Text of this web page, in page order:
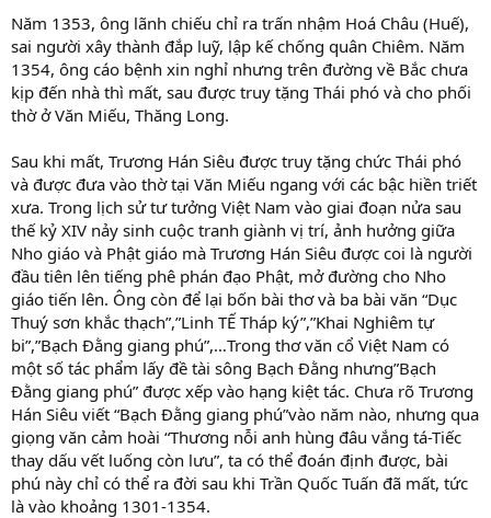
Năm 1353, ông lãnh chiếu chỉ ra trấn nhậm Hoá Châu (Huế),
sai người xây thành đắp luỹ, lập kế chống quân Chiêm. Năm
1354, ông cáo bệnh xin nghỉ nhưng trên đường về Bắc chưa
kịp đến nhà thì mất, sau được truy tặng Thái phó và cho phối
thờ ở Văn Miếu, Thăng Long.
Sau khi mất, Trương Hán Siêu được truy tặng chức Thái phó
và được đưa vào thờ tại Văn Miếu ngang với các bậc hiền triết
xưa. Trong lịch sử tư tưởng Việt Nam vào giai đoạn nửa sau
thế kỷ XIV nảy sinh cuộc tranh giành vị trí, ảnh hưởng giữa
Nho giáo và Phật giáo mà Trương Hán Siêu được coi là người
đầu tiên lên tiếng phê phán đạo Phật, mở đường cho Nho
giáo tiến lên. Ông còn để lại bốn bài thơ và ba bài văn “Dục
Thuý sơn khắc thạch”,”Linh TẾ Tháp ký”,”Khai Nghiêm tự
bi”,”Bạch Đằng giang phú”,…Trong thơ văn cổ Việt Nam có
một số tác phẩm lấy đề tài sông Bạch Đằng nhưng”Bạch
Đằng giang phú” được xếp vào hạng kiệt tác. Chưa rõ Trương
Hán Siêu viết “Bạch Đằng giang phú”vào năm nào, nhưng qua
giọng văn cảm hoài “Thương nỗi anh hùng đâu vắng tá-Tiếc
thay dấu vết luống còn lưu”, ta có thể đoán định được, bài
phú này chỉ có thể ra đời sau khi Trần Quốc Tuấn đã mất, tức
là vào khoảng 1301-1354.